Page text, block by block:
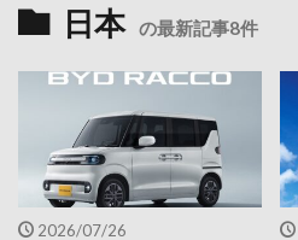
日本 の最新記事8件
2026/07/26